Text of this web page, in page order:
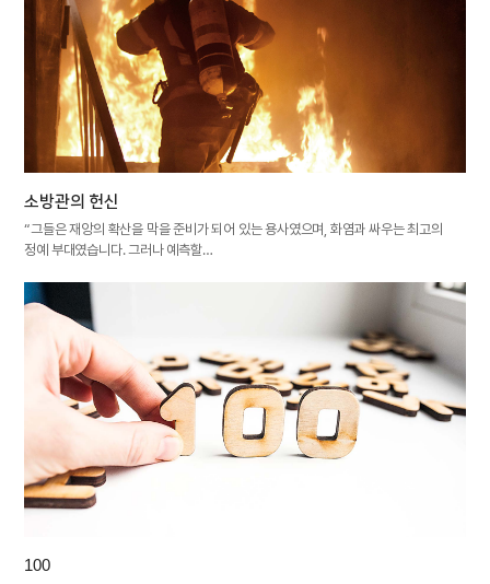
소방관의 헌신
“그들은 재앙의 확산을 막을 준비가 되어 있는 용사였으며, 화염과 싸우는 최고의
정예 부대였습니다. 그러나 예측할…
100